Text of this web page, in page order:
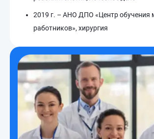
2019 г. – АНО ДПО «Центр обучения
работников», хирургия